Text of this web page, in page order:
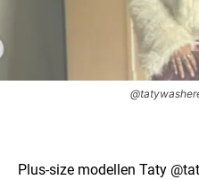
Plus-size modellen Taty